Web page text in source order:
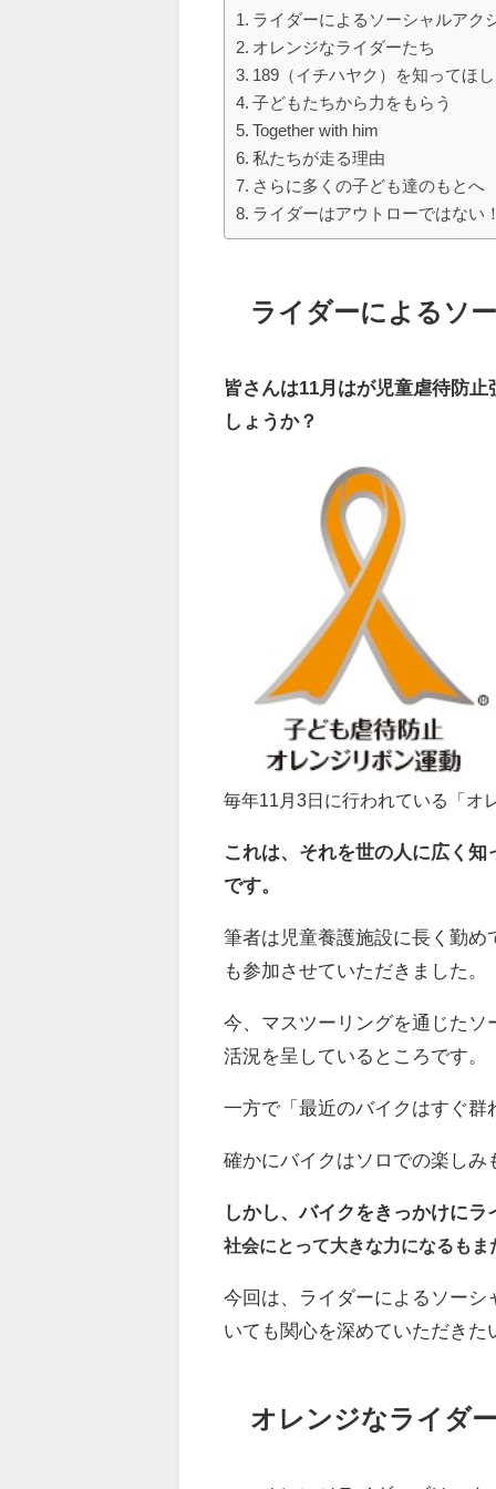
ライダーによるソーシャルアク
オレンジなライダーたち
189（イチハヤク）を知ってほ
子どもたちから力をもらう
Together with him
私たちが走る理由
さらに多くの子ども達のもとへ
ライダーはアウトローではない
ライダーによるソ
皆さんは11月はが児童虐待防
しょうか？
毎年11月3日に行われている「オ
これは、それを世の人に広く
です。
筆者は児童養護施設に長く勤
も参加させていただきました。
今、マスツーリングを通じた
活況を呈しているところです。
一方で「最近のバイクはすぐ
確かにバイクはソロでの楽しみ
しかし、バイクをきっかけに
社会にとって大きな力になるもま
今回は、ライダーによるソー
いても関心を深めていただきた
オレンジなライダ